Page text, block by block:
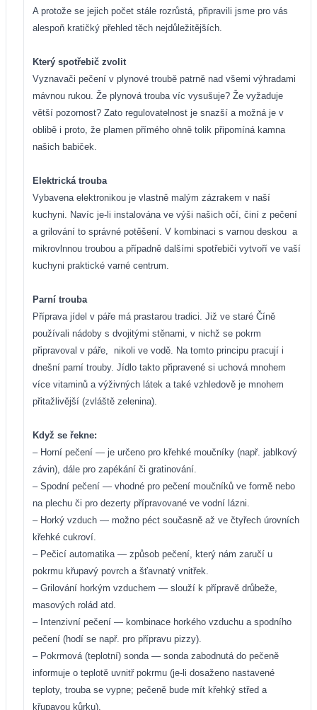
A protože se jejich počet stále rozrůstá, připravili jsme pro vás
alespoň kratičký přehled těch nejdůležitějších.
Který spotřebič zvolit
Vyznavači pečení v plynové troubě patrně nad všemi výhradami
mávnou rukou. Že plynová trouba víc vysušuje? Že vyžaduje
větší pozornost? Zato regulovatelnost je snazší a možná je v
oblibě i proto, že plamen přímého ohně tolik připomíná kamna
našich babiček.
Elektrická trouba
Vybavena elektronikou je vlastně malým zázrakem v naší
kuchyni. Navíc je-li instalována ve výši našich očí, činí z pečení
a grilování to správné potěšení. V kombinaci s varnou deskou a
mikrovlnnou troubou a případně dalšími spotřebiči vytvoří ve vaší
kuchyni praktické varné centrum.
Parní trouba
Příprava jídel v páře má prastarou tradici. Již ve staré Číně
používali nádoby s dvojitými stěnami, v nichž se pokrm
připravoval v páře,
nikoli ve vodě. Na tomto principu pracují i
dnešní parní trouby. Jídlo takto připravené si uchová mnohem
více vitaminů a výživných látek a také vzhledově je mnohem
přitažlivější (zvláště zelenina).
Když se řekne:
– Horní pečení — je určeno pro křehké moučníky (např. jablkový
závin), dále pro zapékání či gratinování.
– Spodní pečení — vhodné pro pečení moučníků ve formě nebo
na plechu či pro dezerty přípravované ve vodní lázni.
– Horký vzduch — možno péct současně až ve čtyřech úrovních
křehké cukroví.
– Pečicí automatika — způsob pečení, který nám zaručí u
pokrmu křupavý povrch a šťavnatý vnitřek.
– Grilování horkým vzduchem — slouží k přípravě drůbeže,
masových rolád atd.
– Intenzivní pečení — kombinace horkého vzduchu a spodního
pečení (hodí se např. pro přípravu pizzy).
– Pokrmová (teplotní) sonda — sonda zabodnutá do pečeně
informuje o teplotě uvnitř pokrmu (je-li dosaženo nastavené
teploty, trouba se vypne; pečeně bude mít křehký střed a
křupavou kůrku).